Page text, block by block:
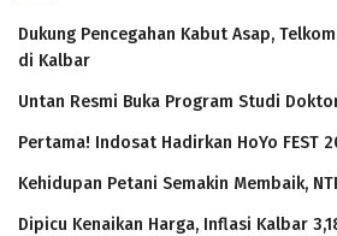
Dukung Pencegahan Kabut Asap,
di Kalbar
Untan Resmi Buka Program Studi
Pertama! Indosat Hadirkan HoYo FEST
Kehidupan Petani Semakin Membaik,
Dipicu Kenaikan Harga, Inflasi Kalbar